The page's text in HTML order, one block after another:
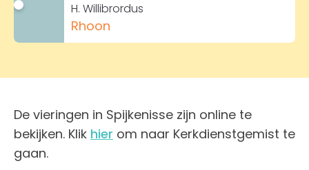
H. Willibrordus
Rhoon
De vieringen in Spijkenisse zijn online te
bekijken. Klik hier om naar Kerkdienstgemist te
gaan.